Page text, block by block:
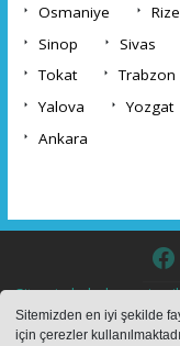
Sitemizden en iyi şekilde
için çerezler
Osmaniye
Rize
Sinop
Sivas
Tokat
Trabzon
Yalova
Yozgat
Ankara
Sitemizde bulunan
içerikler